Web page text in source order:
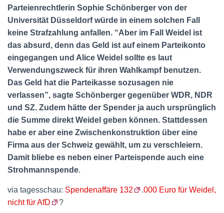
Parteienrechtlerin Sophie Schönberger von der
Universität Düsseldorf würde in einem solchen Fall
keine Strafzahlung anfallen. “Aber im Fall Weidel ist
das absurd, denn das Geld ist auf einem Parteikonto
eingegangen und Alice Weidel sollte es laut
Verwendungszweck für ihren Wahlkampf benutzen.
Das Geld hat die Parteikasse sozusagen nie
verlassen”, sagte Schönberger gegenüber WDR, NDR
und SZ. Zudem hätte der Spender ja auch ursprünglich
die Summe direkt Weidel geben können. Stattdessen
habe er aber eine Zwischenkonstruktion über eine
Firma aus der Schweiz gewählt, um zu verschleiern.
Damit bliebe es neben einer Parteispende auch eine
Strohmannspende.
via tagesschau: Spendenaffäre 132 .000 Euro für Weidel,
nicht für AfD
?